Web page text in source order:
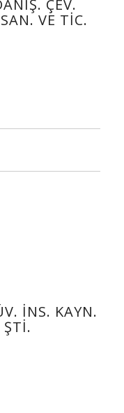
ÇEV.
VE TİC.
İNS. KAYN.